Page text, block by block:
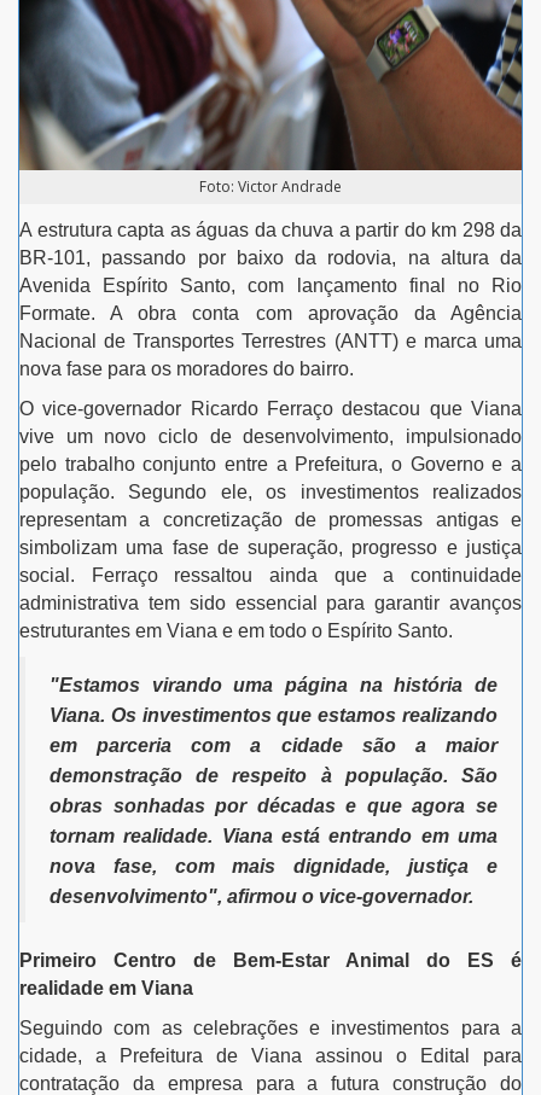
Foto: Victor Andrade
A estrutura capta as águas da chuva a partir do km 298 da
BR-101, passando por baixo da rodovia, na altura da
Avenida Espírito Santo, com lançamento final no Rio
Formate. A obra conta com aprovação da Agência
Nacional de Transportes Terrestres (ANTT) e marca uma
nova fase para os moradores do bairro.
O vice-governador Ricardo Ferraço destacou que Viana
vive um novo ciclo de desenvolvimento, impulsionado
pelo trabalho conjunto entre a Prefeitura, o Governo e a
população. Segundo ele, os investimentos realizados
representam a concretização de promessas antigas e
simbolizam uma fase de superação, progresso e justiça
social. Ferraço ressaltou ainda que a continuidade
administrativa tem sido essencial para garantir avanços
estruturantes em Viana e em todo o Espírito Santo.
"Estamos virando uma página na história de
Viana. Os investimentos que estamos realizando
em parceria com a cidade são a maior
demonstração de respeito à população. São
obras sonhadas por décadas e que agora se
tornam realidade. Viana está entrando em uma
nova fase, com mais dignidade, justiça e
desenvolvimento", afirmou o vice-governador.
Primeiro Centro de Bem-Estar Animal do ES é
realidade em Viana
Seguindo com as celebrações e investimentos para a
cidade, a Prefeitura de Viana assinou o Edital para
contratação da empresa para a futura construção do